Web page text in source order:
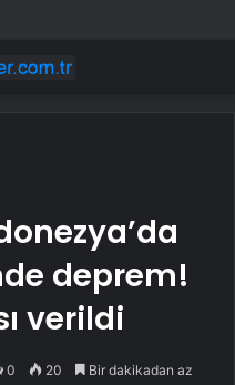
EDS geliyor
deprem!
verildi
0 20 Bir dakikadan az